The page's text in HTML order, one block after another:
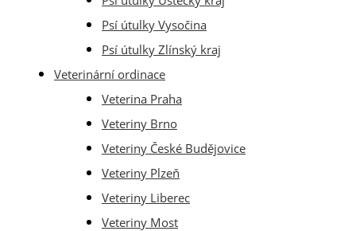
Psí útulky Vysočina
Psí útulky Zlínský kraj
Veterinární ordinace
Veterina Praha
Veteriny Brno
Veteriny České Budějovice
Veteriny Plzeň
Veteriny Liberec
Veteriny Most